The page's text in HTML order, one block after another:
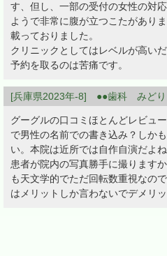
す、但し、一部の受付の女性の対
ようで非常に腹が立つこたがあり
載っておりました。
クリニックとしてはレベルが高い
予約を取るのは苦痛です。
[兵庫県2023年-8] ●●歯科 みどり
グーグルの口コミほとんどレビュ
で男性の名前での書き込み？しか
い。本院は近所では自作自演だよ
患者が院内の写真勝手に撮ります
も天文学的でただ回転数重視なの
はメリットしか言わないでデメリ